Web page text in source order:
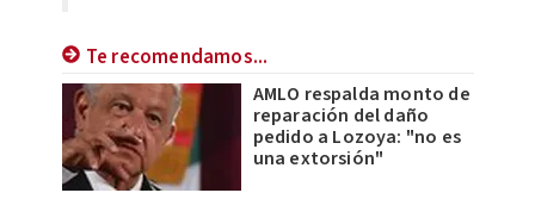
Te recomendamos...
AMLO respalda monto de
reparación del daño
pedido a Lozoya: "no es
una extorsión"